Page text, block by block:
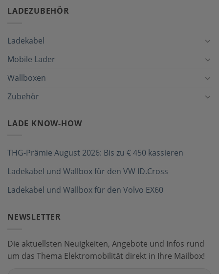
LADEZUBEHÖR
Ladekabel
Mobile Lader
Wallboxen
Zubehör
LADE KNOW-HOW
THG-Prämie August 2026: Bis zu € 450 kassieren
Ladekabel und Wallbox für den VW ID.Cross
Ladekabel und Wallbox für den Volvo EX60
NEWSLETTER
Die aktuellsten Neuigkeiten, Angebote und Infos rund
um das Thema Elektromobilität direkt in Ihre Mailbox!